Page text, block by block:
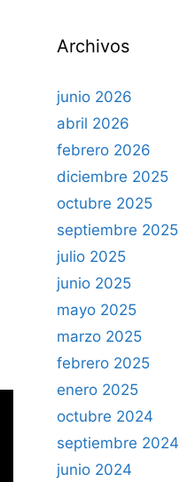
Archivos
junio 2026
abril 2026
febrero 2026
diciembre 2025
octubre 2025
septiembre 2025
julio 2025
junio 2025
mayo 2025
marzo 2025
febrero 2025
enero 2025
octubre 2024
septiembre 2024
junio 2024